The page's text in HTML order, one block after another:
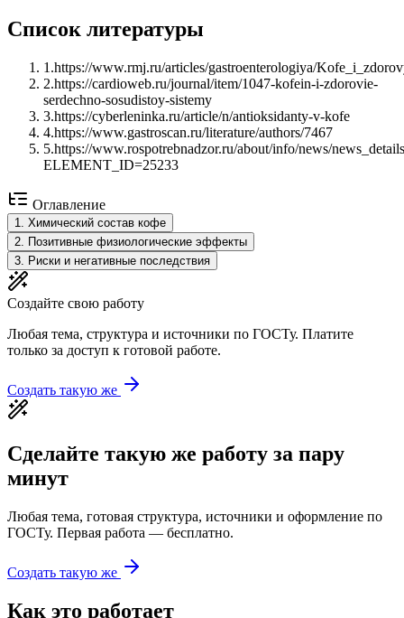
Список литературы
1 .https://www.rmj.ru/articles/gastroenterologiya/
2.https://cardioweb.ru/journal/item/1047-kofein-i-zdorovie-
serdechno-sosudistoy-sistemy
3.https://cyberleninka.ru/article/n/antioksidanty-v-kofe
4.https://www.gastroscan.ru/literature/authors/7467
5.https://www.rospotrebnadzor.ru/about/info/news/
ELEMENT_ID=25233
Оглавление
1. Химический состав кофе
2. Позитивные физиологические эффекты
3. Риски и негативные последствия
Создайте свою работу
Любая тема, структура и источники по ГОСТу. Платите
только за доступ к готовой работе.
Создать такую же
Сделайте такую же работу за пару
минут
Любая тема, готовая структура, источники и оформление по
ГОСТу. Первая работа — бесплатно.
Создать такую же
Как это работает